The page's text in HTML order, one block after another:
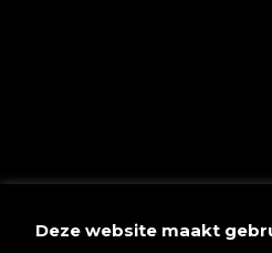
Deze website maakt